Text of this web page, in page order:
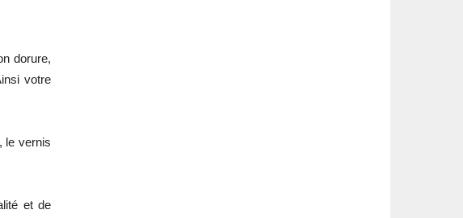
dorure,
votre
le vernis
et de